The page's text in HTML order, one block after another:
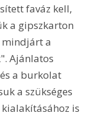
faváz kell,
a gipszkarton
a
Ajánlatos
a burkolat
a szükséges
is